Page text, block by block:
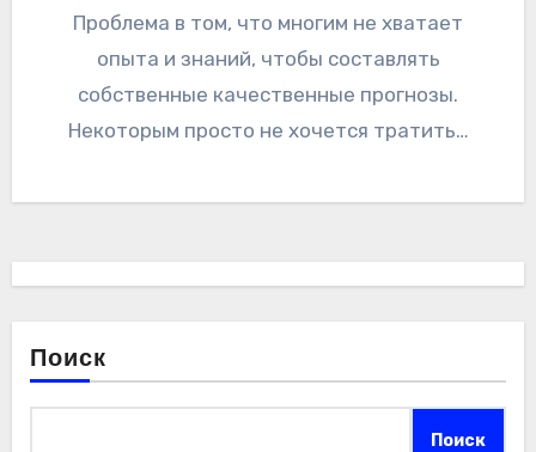
Проблема в том, что многим не хватает
опыта и знаний, чтобы составлять
собственные качественные прогнозы.
Некоторым просто не хочется тратить…
Поиск
Поиск